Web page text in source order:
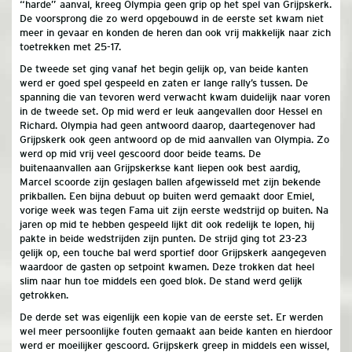
“harde” aanval, kreeg Olympia geen grip op het spel van Grijpskerk.
De voorsprong die zo werd opgebouwd in de eerste set kwam niet
meer in gevaar en konden de heren dan ook vrij makkelijk naar zich
toetrekken met 25-17.
De tweede set ging vanaf het begin gelijk op, van beide kanten
werd er goed spel gespeeld en zaten er lange rally’s tussen. De
spanning die van tevoren werd verwacht kwam duidelijk naar voren
in de tweede set. Op mid werd er leuk aangevallen door Hessel en
Richard. Olympia had geen antwoord daarop, daartegenover had
Grijpskerk ook geen antwoord op de mid aanvallen van Olympia. Zo
werd op mid vrij veel gescoord door beide teams. De
buitenaanvallen aan Grijpskerkse kant liepen ook best aardig,
Marcel scoorde zijn geslagen ballen afgewisseld met zijn bekende
prikballen. Een bijna debuut op buiten werd gemaakt door Emiel,
vorige week was tegen Fama uit zijn eerste wedstrijd op buiten. Na
jaren op mid te hebben gespeeld lijkt dit ook redelijk te lopen, hij
pakte in beide wedstrijden zijn punten. De strijd ging tot 23-23
gelijk op, een touche bal werd sportief door Grijpskerk aangegeven
waardoor de gasten op setpoint kwamen. Deze trokken dat heel
slim naar hun toe middels een goed blok. De stand werd gelijk
getrokken.
De derde set was eigenlijk een kopie van de eerste set. Er werden
wel meer persoonlijke fouten gemaakt aan beide kanten en hierdoor
werd er moeilijker gescoord. Grijpskerk greep in middels een wissel,